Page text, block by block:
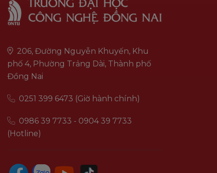
206, Đường Nguyễn Khuyến, Khu
phố 4, Phường Trảng Dài, Thành phố
Đồng Nai
0251 399 6473 (Giờ hành chính)
0986 39 7733 - 0904 39 7733
(Hotline)